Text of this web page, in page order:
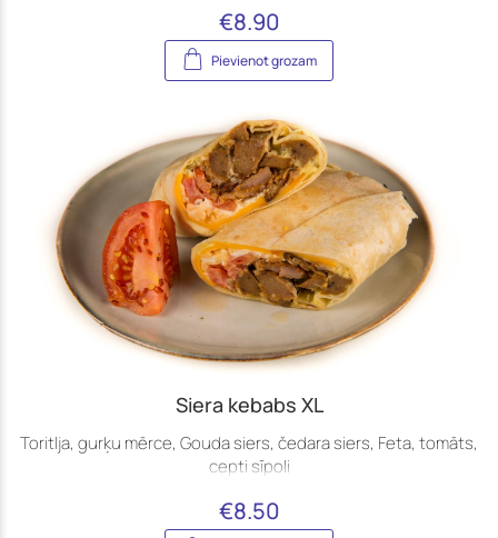
€8.90
Pievienot grozam
Siera kebabs XL
Toritlja, gurķu mērce, Gouda siers, čedara siers, Feta, tomāts,
cepti sīpoli
€8.50